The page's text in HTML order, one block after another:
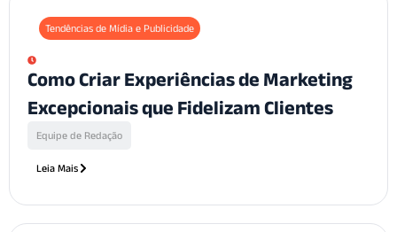
Tendências de Mídia e Publicidade
Como Criar Experiências de Marketing
Excepcionais que Fidelizam Clientes
Equipe de Redação
Leia Mais